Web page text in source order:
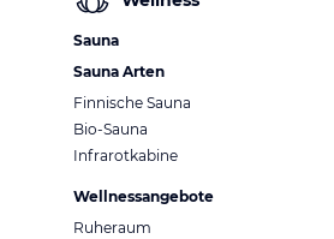
Sauna
Sauna Arten
Finnische Sauna
Bio-Sauna
Infrarotkabine
Wellnessangebote
Ruheraum